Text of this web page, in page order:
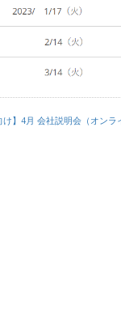
け】4月 会社説明会（オンラ